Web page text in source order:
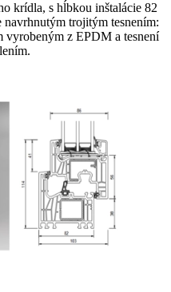
krídla, s hĺbkou inštalácie 82
navrhnutým trojitým tesnením:
vyrobeným z EPDM a tesnení